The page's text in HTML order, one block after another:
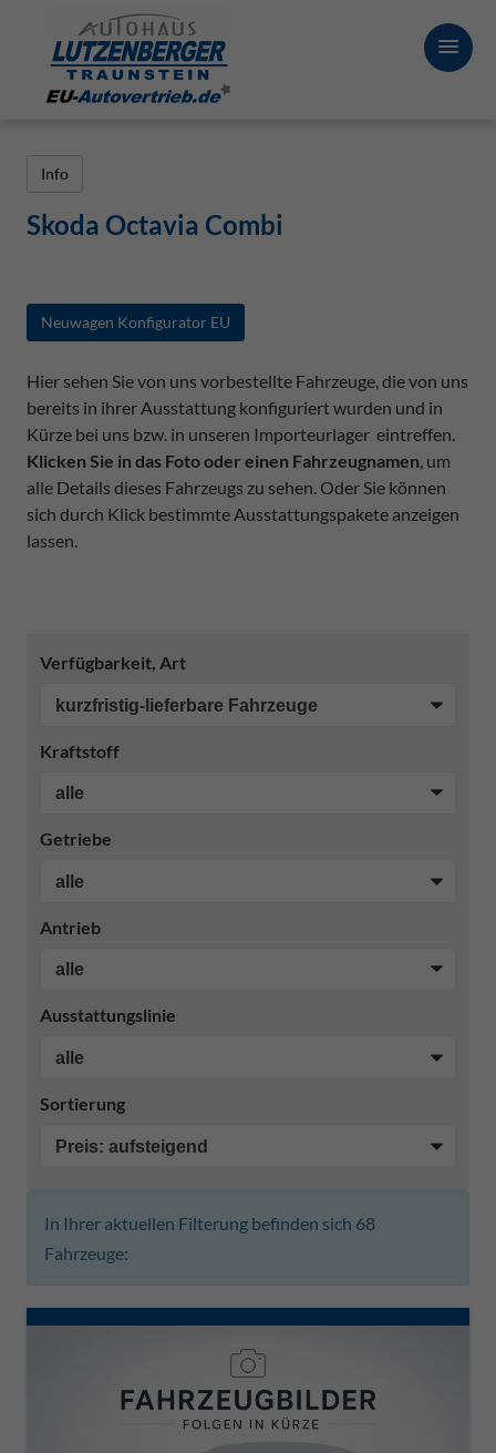
Info
Skoda Octavia Combi
Neuwagen Konfigurator EU
Hier sehen Sie von uns vorbestellte Fahrzeuge, die von uns
bereits in ihrer Ausstattung konfiguriert wurden und in
Kürze bei uns bzw. in unseren Importeurlager eintreffen.
Klicken Sie in das Foto oder einen Fahrzeugnamen, um
alle Details dieses Fahrzeugs zu sehen. Oder Sie können
sich durch Klick bestimmte Ausstattungspakete anzeigen
lassen.
Verfügbarkeit, Art
Kraftstoff
Getriebe
Antrieb
Ausstattungslinie
Sortierung
In Ihrer aktuellen Filterung befinden sich 68
Fahrzeuge: